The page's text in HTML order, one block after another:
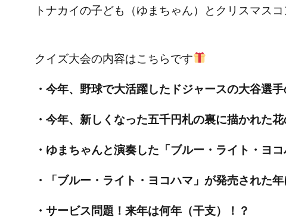
トナカイの子ども（ゆまちゃん）とクリスマス
クイズ大会の内容はこちらです
・今年、野球で大活躍したドジャースの大谷選
・今年、新しくなった五千円札の裏に描かれた
・ゆまちゃんと演奏した「ブルー・ライト・ヨ
・「ブルー・ライト・ヨコハマ」が発売された
・サービス問題！来年は何年（干支）！？